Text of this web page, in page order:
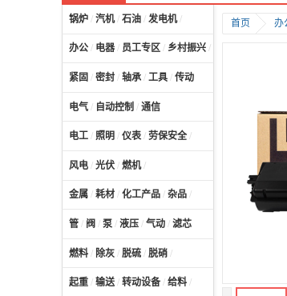
锅炉 / 汽机/ 石油 / 发电机/
办公 / 电器 / 员工专区 / 乡村振兴 /
紧固 / 密封 / 轴承 / 工具 / 传动
电气 / 自动控制 / 通信
电工 / 照明 / 仪表 / 劳保安全 /
风电 / 光伏 / 燃机/
金属 / 耗材 / 化工产品 / 杂品 /
管 / 阀 / 泵 / 液压 / 气动 / 滤芯
燃料 / 除灰 / 脱硫 / 脱硝 /
起重 / 输送/ 转动设备 / 给料 /
首页 办